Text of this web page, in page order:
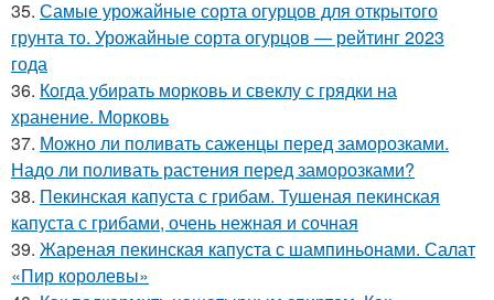
35. Самые урожайные сорта огурцов для открытого
грунта то. Урожайные сорта огурцов — рейтинг 2023
года
36. Когда убирать морковь и свеклу с грядки на
хранение. Морковь
37. Можно ли поливать саженцы перед заморозками.
Надо ли поливать растения перед заморозками?
38. Пекинская капуста с грибам. Тушеная пекинская
капуста с грибами, очень нежная и сочная
39. Жареная пекинская капуста с шампиньонами. Салат
«Пир королевы»